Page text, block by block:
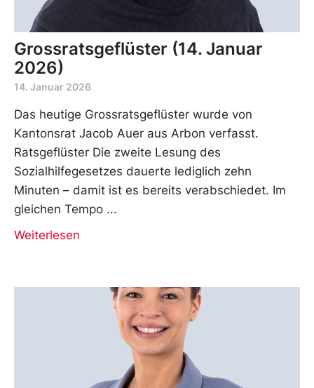
Grossratsgeflüster (14. Januar
2026)
14. Januar 2026
Das heutige Grossratsgeflüster wurde von
Kantonsrat Jacob Auer aus Arbon verfasst.
Ratsgeflüster Die zweite Lesung des
Sozialhilfegesetzes dauerte lediglich zehn
Minuten – damit ist es bereits verabschiedet. Im
gleichen Tempo
Weiterlesen